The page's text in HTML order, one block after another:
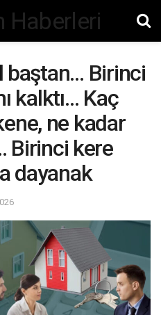
baştan… Birinci
kalktı… Kaç
ne kadar
Birinci kere
dayanak